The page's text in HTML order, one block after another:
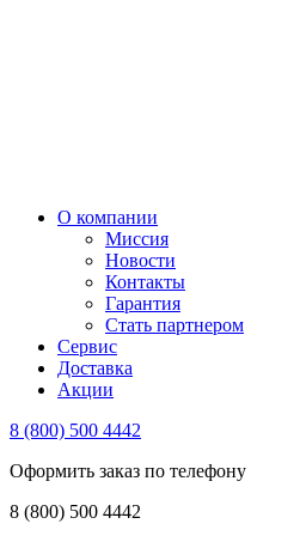
О компании
Миссия
Новости
Контакты
Гарантия
Стать партнером
Сервис
Доставка
Акции
8 (800) 500 4442
Оформить заказ по телефону
8 (800) 500 4442